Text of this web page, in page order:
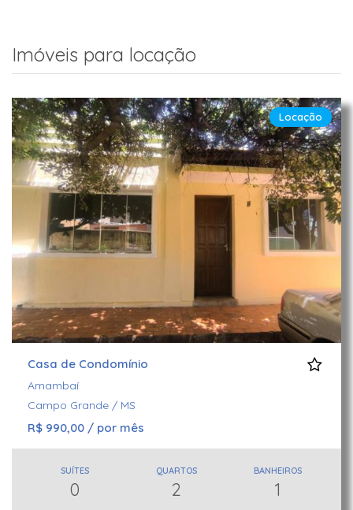
Imóveis para locação
Locação
Casa de Condomínio
Amambaí
Campo Grande / MS
R$ 990,00 / por mês
SUÍTES
0
QUARTOS
2
BANHEIROS
1